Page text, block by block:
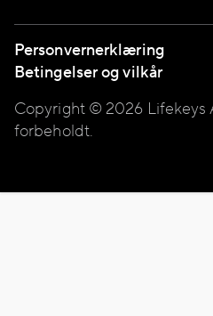
Personvernerklæring
Betingelser og vilkår
Copyright © 2026 Lifekeys
forbeholdt.